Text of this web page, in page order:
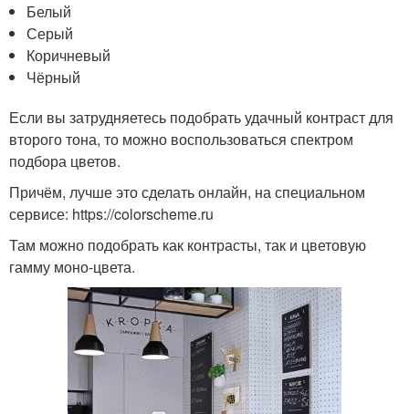
Белый
Серый
Коричневый
Чёрный
Если вы затрудняетесь подобрать удачный контраст для
второго тона, то можно воспользоваться спектром
подбора цветов.
Причём, лучше это сделать онлайн, на специальном
сервисе: https://colorscheme.ru
Там можно подобрать как контрасты, так и цветовую
гамму моно-цвета.